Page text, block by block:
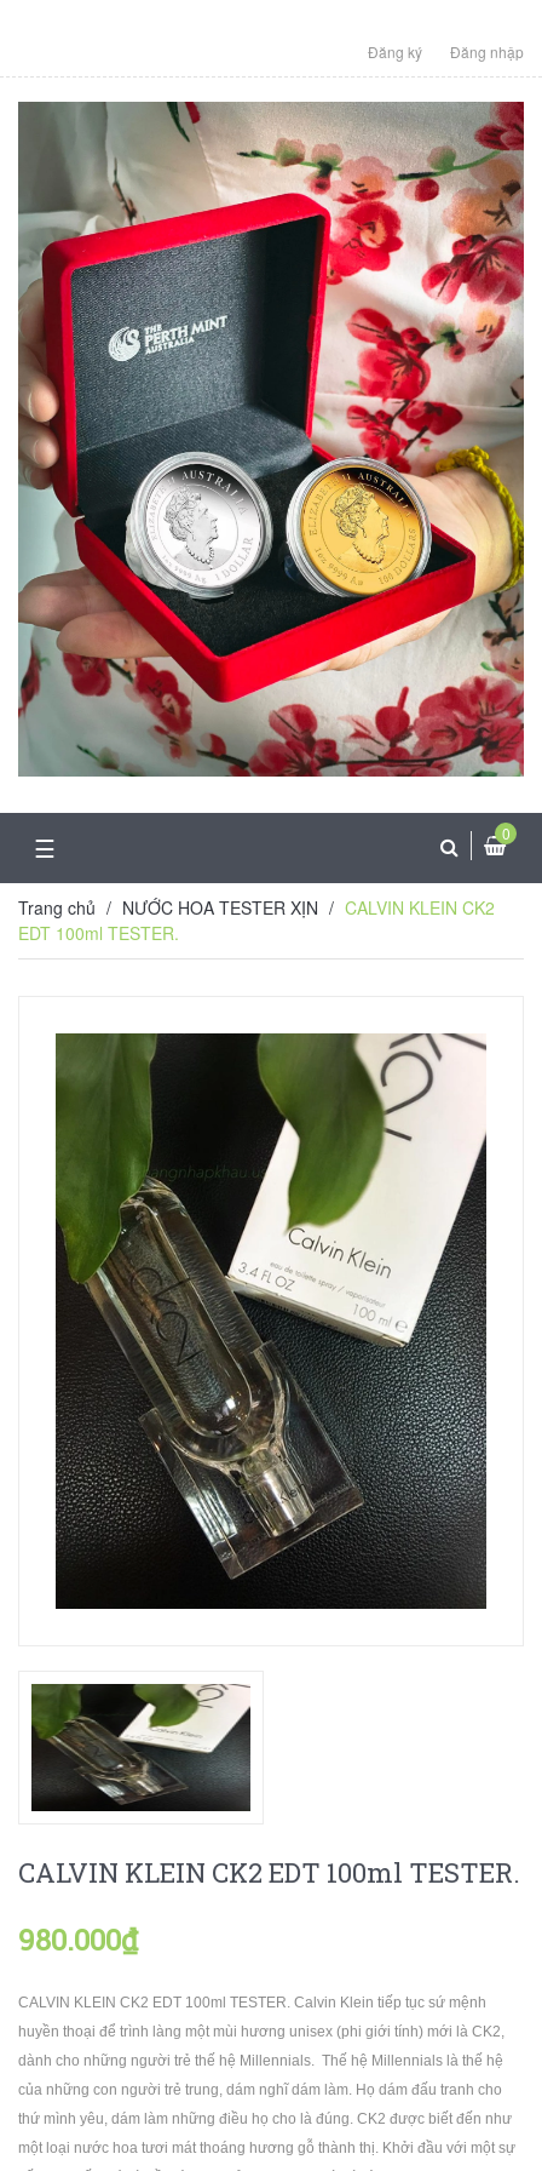
Đăng ký Đăng nhập
☰ 0
Trang chủ / NƯỚC HOA TESTER XỊN / CALVIN KLEIN CK2
EDT 100ml TESTER.
CALVIN KLEIN CK2 EDT 100ml TESTER.
980.000₫
CALVIN KLEIN CK2 EDT 100ml TESTER. Calvin Klein tiếp tục sứ mệnh
huyền thoại để trình làng một mùi hương unisex (phi giới tính) mới là CK2,
dành cho những người trẻ thế hệ Millennials. Thế hệ Millennials là thế hệ
của những con người trẻ trung, dám nghĩ dám làm. Họ dám đấu tranh cho
thứ mình yêu, dám làm những điều họ cho là đúng. CK2 được biết đến như
một loại nước hoa tươi mát thoáng hương gỗ thành thị. Khởi đầu với một sự